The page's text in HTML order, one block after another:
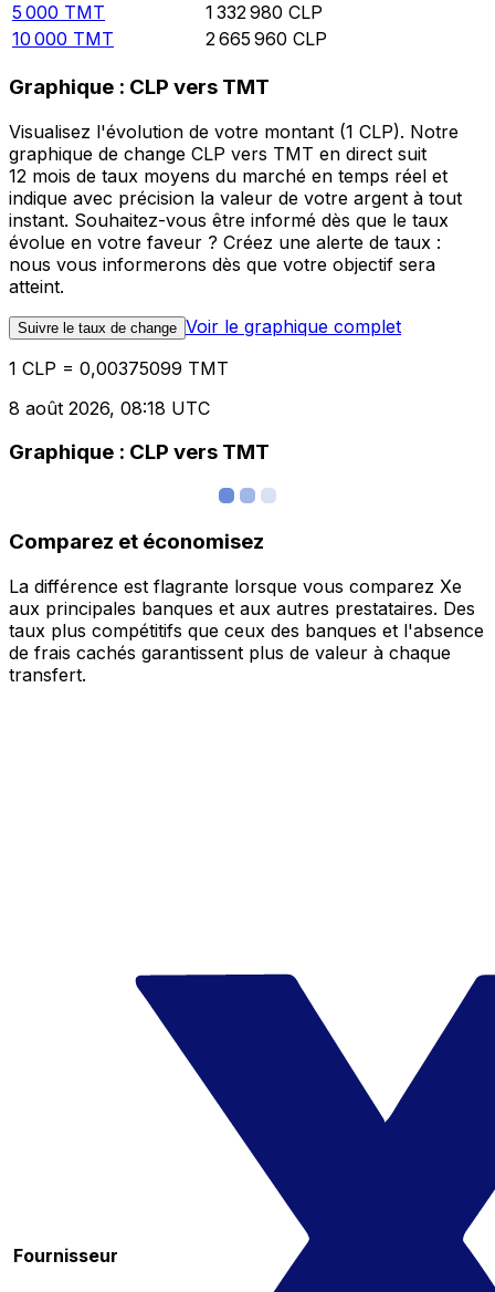
5 000 TMT 1 332 980 CLP
10 000 TMT 2 665 960 CLP
Graphique : CLP vers TMT
Visualisez l'évolution de votre montant (1 CLP). Notre
graphique de change CLP vers TMT en direct suit
12 mois de taux moyens du marché en temps réel et
indique avec précision la valeur de votre argent à tout
instant. Souhaitez-vous être informé dès que le taux
évolue en votre faveur ? Créez une alerte de taux :
nous vous informerons dès que votre objectif sera
atteint.
Suivre le taux de change Voir le graphique complet
1 CLP = 0,00375099 TMT
8 août 2026, 08:18 UTC
Graphique : CLP vers TMT
Comparez et économisez
La différence est flagrante lorsque vous comparez Xe
aux principales banques et aux autres prestataires. Des
taux plus compétitifs que ceux des banques et l'absence
de frais cachés garantissent plus de valeur à chaque
transfert.
Fournisseur